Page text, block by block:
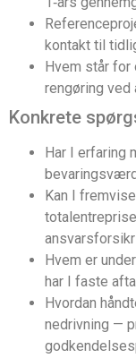
kontakt til
Hvem står
rengøring ved
Konkrete
Har I erfaring
Kan I
Hvem er
har I faste
Hvordan
nedrivning —